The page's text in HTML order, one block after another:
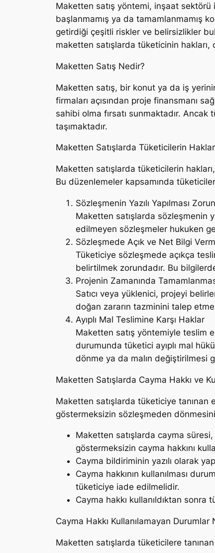
Maketten satış yöntemi, inşaat sektörü
başlanmamış ya da tamamlanmamış
getirdiği çeşitli riskler ve belirsizlikler
maketten satışlarda tüketicinin hakları,
Maketten Satış Nedir?
Maketten satış, bir konut ya da iş
firmaları açısından proje finansmanı
sahibi olma fırsatı sunmaktadır.
taşımaktadır.
Maketten Satışlarda Tüketicilerin
Maketten satışlarda tüketicilerin
Bu düzenlemeler kapsamında
Sözleşmenin Yazılı Yapılması
Maketten satışlarda sözleşmenin
edilmeyen sözleşmeler hukuken
Sözleşmede Açık ve Net Bilgi
Tüketiciye sözleşmede açıkça
belirtilmek zorundadır. Bu
Projenin Zamanında
Satıcı veya yüklenici, projeyi
doğan zararın tazminini talep
Ayıplı Mal Teslimine Karşı Haklar
Maketten satış yöntemiyle teslim
durumunda tüketici ayıplı mal
dönme ya da malın değiştirilmesi
Maketten Satışlarda Cayma Hakkı ve
Maketten satışlarda tüketiciye tanınan
göstermeksizin sözleşmeden
Maketten satışlarda cayma
göstermeksizin cayma hakkını
Cayma bildiriminin yazılı olarak
Cayma hakkının kullanılması
tüketiciye iade edilmelidir.
Cayma hakkı kullanıldıktan
Cayma Hakkı Kullanılamayan Durumlar
Maketten satışlarda tüketicilere